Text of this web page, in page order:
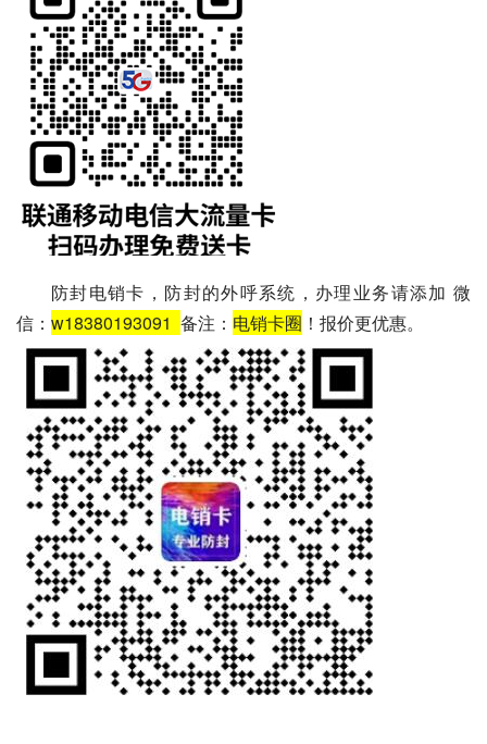
防封电销卡，防封的外呼系统，办理业务请添加 微
信： w18380193091 备注： 电销卡圈 ！报价更优惠。